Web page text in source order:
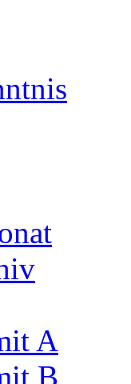
A
B